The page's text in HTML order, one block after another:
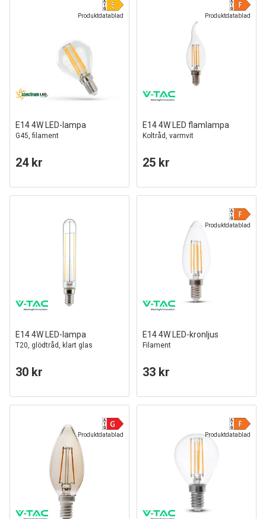
Produktdatablad
E14 4W LED-lampa
G45, filament
24 kr
Produktdatablad
E14 4W LED flamlampa
Koltråd, varmvit
25 kr
E14 4W LED-lampa
T20, glödtråd, klart glas
30 kr
Produktdatablad
E14 4W LED-kronljus
Filament
33 kr
Produktdatablad Produktdatablad